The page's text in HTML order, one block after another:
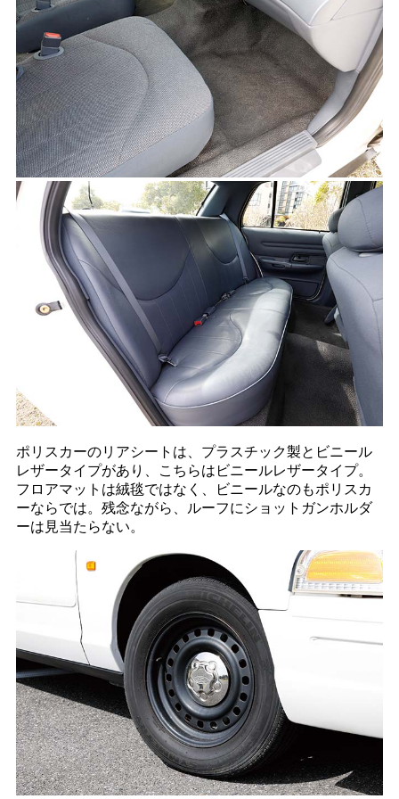
ポリスカーのリアシートは、プラスチック製とビニール
レザータイプがあり、こちらはビニールレザータイプ。
フロアマットは絨毯ではなく、ビニールなのもポリスカ
ーならでは。残念ながら、ルーフにショットガンホルダ
ーは見当たらない。